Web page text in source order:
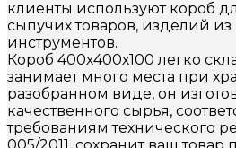
клиенты используют короб
сыпучих товаров, изделий из
инструментов.
Короб 400х400х100 легко
занимает много места при
разобранном виде, он
качественного сырья,
требованиям технического
005/2011, сохранит ваш товар